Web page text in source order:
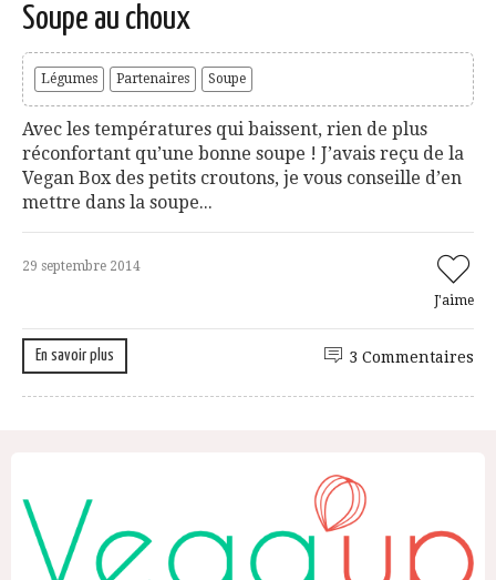
Soupe au choux
Légumes Partenaires Soupe
Avec les températures qui baissent, rien de plus
réconfortant qu’une bonne soupe ! J’avais reçu de la
Vegan Box des petits croutons, je vous conseille d’en
mettre dans la soupe...
29 septembre 2014
J'aime
En savoir plus 3 Commentaires